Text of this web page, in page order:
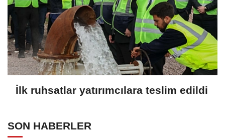
İlk ruhsatlar yatırımcılara teslim edildi
SON HABERLER